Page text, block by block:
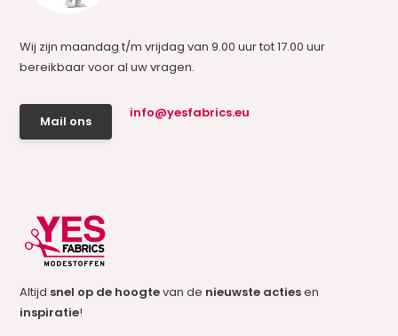
Wij zijn maandag t/m vrijdag van 9.00 uur tot 17.00 uur
bereikbaar voor al uw vragen.
Mail ons
info@yesfabrics.eu
Altijd snel op de hoogtevan de nieuwste actiesen
inspiratie!